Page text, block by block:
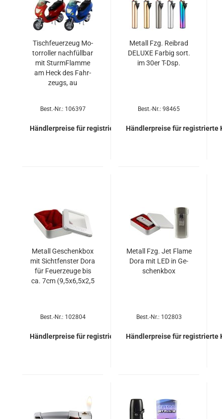
Tisch­feu­er­zeug Mo­
tor­rol­ler nach­füll­bar
mit Sturm­Flam­me
am Heck des Fahr­
zeugs, au
Best.-Nr.: 106397
Händlerpreise für registrierte Kunden
Me­tall Fzg. Reib­rad
DE­LU­XE Far­big sort.
im 30er T-Dsp.
Best.-Nr.: 98465
Händlerpreise für registrierte
Me­tall Ge­schenk­box
mit Sicht­fens­ter Dora
für Feu­er­zeu­ge bis
ca. 7cm (9,5x6,5x2,5
Best.-Nr.: 102804
Händlerpreise für registrierte Kunden
Me­tall Fzg. Jet Flame
Dora mit LED in Ge­
schenk­box
Best.-Nr.: 102803
Händlerpreise für registrierte